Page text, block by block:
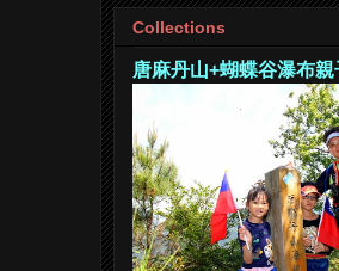
Collections
唐麻丹山+蝴蝶谷瀑布